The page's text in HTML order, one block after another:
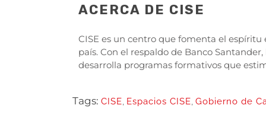
ACERCA DE CISE
CISE es un centro que fomenta el
país. Con el respaldo de Banco
desarrolla programas formativos que
Tags: CISE, Espacios CISE, Gobierno de